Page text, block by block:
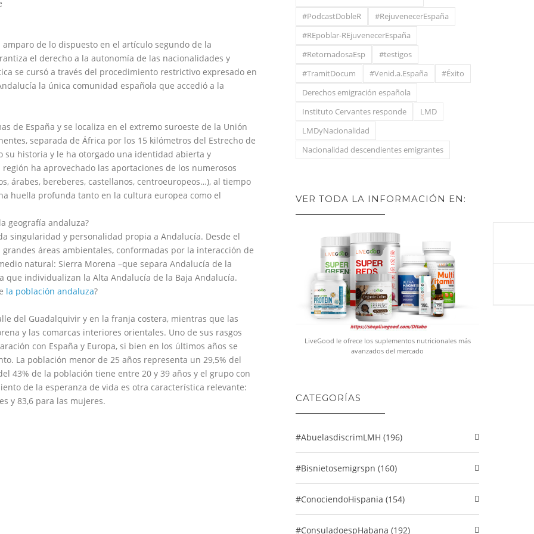
de lo dispuesto en el artículo segundo de la
el derecho a la autonomía de las nacionalidades y
se cursó a través del procedimiento restrictivo expresado en
la única comunidad española que accedió a la
de España y se localiza en el extremo suroeste de la Unión
separada de África por los 15 kilómetros del Estrecho de
su historia y le ha otorgado una identidad abierta y
ha aprovechado las aportaciones de los numerosos
árabes, bereberes, castellanos, centroeuropeos…), al tiempo
huella profunda tanto en la cultura europea como el
geografía andaluza?
singularidad y personalidad propia a Andalucía. Desde el
áreas ambientales, conformadas por la interacción de
natural: Sierra Morena –que separa Andalucía de la
que individualizan la Alta Andalucía de la Baja Andalucía.
la población andaluza?
del Guadalquivir y en la franja costera, mientras que las
y las comarcas interiores orientales. Uno de sus rasgos
con España y Europa, si bien en los últimos años se
La población menor de 25 años representa un 29,5% del
43% de la población tiene entre 20 y 39 años y el grupo con
de la esperanza de vida es otra característica relevante:
y 83,6 para las mujeres.
#PodcastDobleR
#RejuvenecerEspaña
#REpoblar-REjuvenecerEspaña
#RetornadosaEsp
#testigos
#TramitDocum
#Venid.a.España
#Éxito
Derechos emigración española
Instituto Cervantes responde
LMD
LMDyNacionalidad
Nacionalidad descendientes emigrantes
VER TODA LA INFORMACIÓN EN:
LiveGood le ofrece los suplementos nutricionales más
avanzados del mercado
CATEGORÍAS
#abuelasdiscrimLMH (196)
#Bisnietosemigrspn (160)
#conociendoHispania (154)
#consuladoespHabana (192)